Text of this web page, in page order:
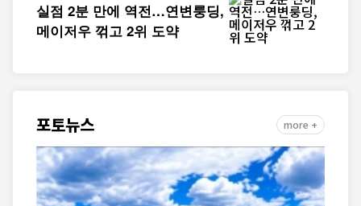
실점 2분 만에 역전…연변룽딩,
메이저우 꺾고 2위 도약
포토뉴스 more +